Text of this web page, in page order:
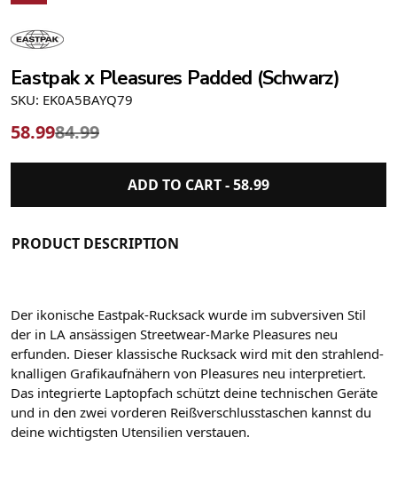
Eastpak x Pleasures Padded (Schwarz)
SKU: EK0A5BAYQ79
58.9984.99
ADD TO CART -58.99
PRODUCT DESCRIPTION
Der ikonische Eastpak-Rucksack wurde im subversiven Stil
der in LA ansässigen Streetwear-Marke Pleasures neu
erfunden. Dieser klassische Rucksack wird mit den strahlend-
knalligen Grafikaufnähern von Pleasures neu interpretiert.
Das integrierte Laptopfach schützt deine technischen Geräte
und in den zwei vorderen Reißverschlusstaschen kannst du
deine wichtigsten Utensilien verstauen.